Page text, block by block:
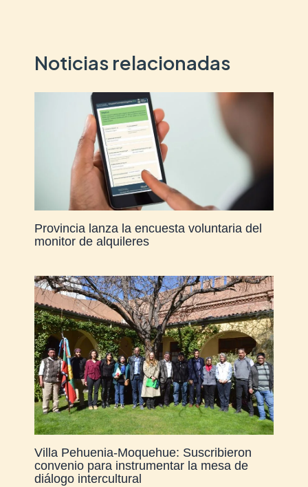
Noticias relacionadas
Provincia lanza la encuesta voluntaria del
monitor de alquileres
Villa Pehuenia-Moquehue: Suscribieron
convenio para instrumentar la mesa de
diálogo intercultural